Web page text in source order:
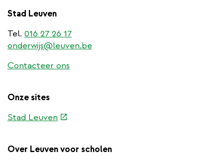
Stad Leuven
Tel. 016 27 26 17
onderwijs@leuven.be
Contacteer ons
Onze sites
Stad Leuven (externe
Over Leuven voor scholen